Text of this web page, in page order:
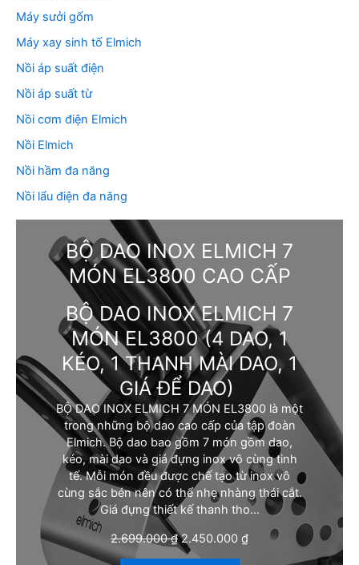
Máy sưởi gốm
Máy xay sinh tố Elmich
Nồi áp suất điện
Nồi áp suất từ
Nồi cơm điện Elmich
Nồi Elmich
Nồi hầm đa năng
Nồi lẩu điện đa năng
BỘ DAO INOX ELMICH 7
MÓN EL3800 CAO CẤP
BỘ DAO INOX ELMICH 7
MÓN EL3800(4 DAO, 1
KÉO, 1 THANH MÀI DAO, 1
GIÁ ĐỂ DAO)
BỘ DAO INOX ELMICH 7 MÓN EL3800 là một
trong những bộ dao cao cấp của tập đoàn
Elmich. Bộ dao bao gồm 7 món gồm dao,
kéo, mài dao và giá đựng inox vô cùng tinh
tế. Mỗi món đều được chế tạo từ inox vô
cùng sắc bén nên có thể nhẹ nhàng thái cắt.
Giá đựng thiết kế thanh tho…
2.699.000₫G
i
2.450.000 ₫G